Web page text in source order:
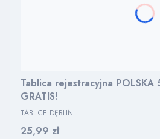
Tablica rejestracyjna
GRATIS!
PRODUCENT
TABLICE DĘBLIN
Cena
25,99 zł